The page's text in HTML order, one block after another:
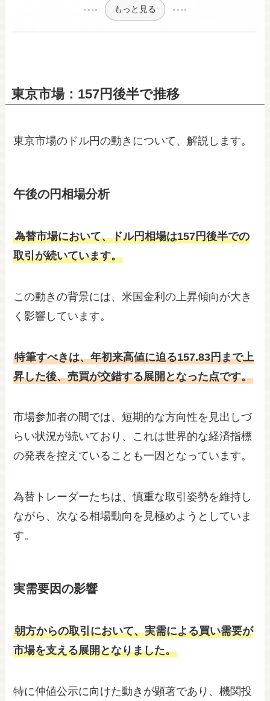
もっと見る
東京市場：157円後半で推移
東京市場のドル円の動きについて、解説します。
午後の円相場分析
為替市場において、ドル円相場は157円後半での
取引が続いています。
この動きの背景には、米国金利の上昇傾向が大き
く影響しています。
特筆すべきは、年初来高値に迫る157.83円まで上
昇した後、売買が交錯する展開となった点です。
市場参加者の間では、短期的な方向性を見出しづ
らい状況が続いており、これは世界的な経済指標
の発表を控えていることも一因となっています。
為替トレーダーたちは、慎重な取引姿勢を維持し
ながら、次なる相場動向を見極めようとしていま
す。
実需要因の影響
朝方からの取引において、実需による買い需要が
市場を支える展開となりました。
特に仲値公示に向けた動きが顕著であり、機関投